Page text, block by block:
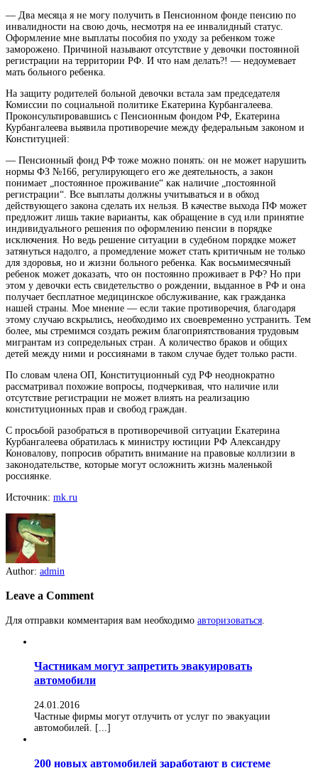
— Два месяца я не могу получить в Пенсионном фонде пенсию по
инвалидности на свою дочь, несмотря на ее инвалидный статус.
Оформление мне выплаты пособия по уходу за ребенком тоже
заморожено. Причиной называют отсутствие у девочки постоянной
регистрации на территории РФ. И что нам делать?! — недоумевает
мать больного ребенка.
На защиту родителей больной девочки встала зам председателя
Комиссии по социальной политике Екатерина Курбангалеева.
Проконсультировавшись с Пенсионным фондом РФ, Екатерина
Курбангалеева выявила противоречие между федеральным законом и
Конституцией:
— Пенсионный фонд РФ тоже можно понять: он не может нарушить
нормы ФЗ №166, регулирующего его же деятельность, а закон
понимает „постоянное проживание“ как наличие „постоянной
регистрации“. Все выплаты должны учитываться и в обход
действующего закона сделать их нельзя. В качестве выхода ПФ может
предложит лишь такие варианты, как обращение в суд или принятие
индивидуального решения по оформлению пенсии в порядке
исключения. Но ведь решение ситуации в судебном порядке может
затянуться надолго, а промедление может стать критичным не только
для здоровья, но и жизни больного ребенка. Как восьмимесячный
ребенок может доказать, что он постоянно проживает в РФ? Но при
этом у девочки есть свидетельство о рождении, выданное в РФ и она
получает бесплатное медицинское обслуживание, как гражданка
нашей страны. Мое мнение — если такие противоречия, благодаря
этому случаю вскрылись, необходимо их своевременно устранить. Тем
более, мы стремимся создать режим благоприятствования трудовым
мигрантам из сопредельных стран. А количество браков и общих
детей между ними и россиянами в таком случае будет только расти.
По словам члена ОП, Конституционный суд РФ неоднократно
рассматривал похожие вопросы, подчеркивая, что наличие или
отсутствие регистрации не может влиять на реализацию
конституционных прав и свобод граждан.
С просьбой разобраться в противоречивой ситуации Екатерина
Курбангалеева обратилась к министру юстиции РФ Александру
Коновалову, попросив обратить внимание на правовые коллизии в
законодательстве, которые могут осложнить жизнь маленькой
россиянке.
Источник: mk.ru
Author: admin
Leave a Comment
Для отправки комментария вам необходимо авторизоваться
Частникам могут запретить эвакуировать
автомобили
24.01.2016
Частные фирмы могут отлучить от услуг по эвакуации
автомобилей. [...]
200 новых автомобилей заработают в системе